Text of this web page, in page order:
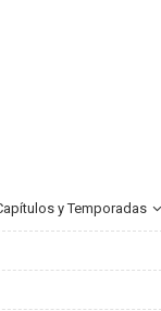
y Temporadas